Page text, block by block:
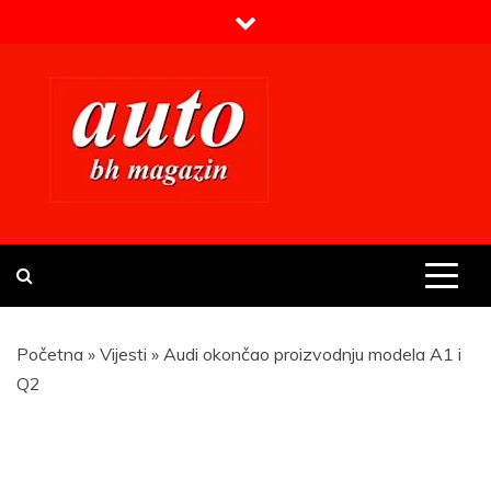
Prvi BH auto magazin
Početna » Vijesti » Audi okončao proizvodnju modela A1 i
Q2